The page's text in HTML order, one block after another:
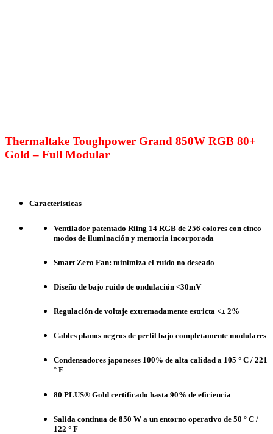
Thermaltake Toughpower Grand 850W RGB 80+
Gold – Full Modular
Caracteristicas
Ventilador patentado Riing 14 RGB de 256 colores con cinco
modos de iluminación y memoria incorporada
Smart Zero Fan: minimiza el ruido no deseado
Diseño de bajo ruido de ondulación <30mV
Regulación de voltaje extremadamente estricta <± 2%
Cables planos negros de perfil bajo completamente modulares
Condensadores japoneses 100% de alta calidad a 105 ° C / 221
° F
80 PLUS® Gold certificado hasta 90% de eficiencia
Salida continua de 850 W a un entorno operativo de 50 ° C /
122 ° F